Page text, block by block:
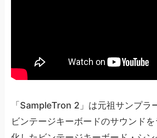
「SampleTron 2」は元祖サンプラ
ビンテージキーボードのサウンド